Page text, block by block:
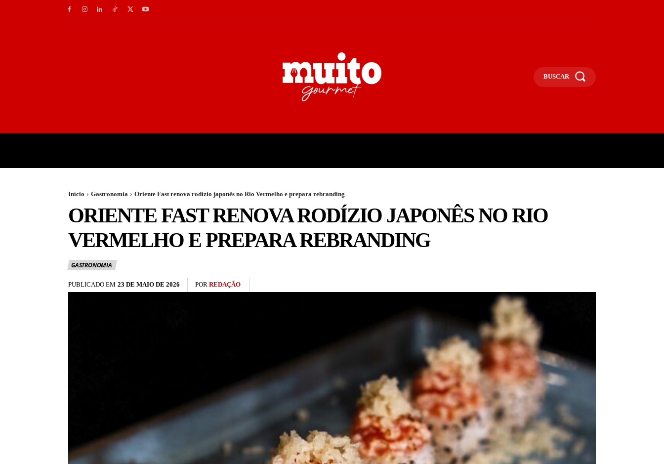
BUSCAR
Início Gastronomia Oriente Fast renova rodízio japonês no Rio Vermelho e prepara rebranding
ORIENTE FAST RENOVA RODÍZIO JAPONÊS NO RIO
VERMELHO E PREPARA REBRANDING
GASTRONOMIA
PUBLICADO EM 23 DE MAIO DE 2026 POR REDAÇÃO